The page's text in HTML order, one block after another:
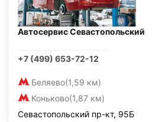
Автосервис Севастопольский
+7 (499) 653-72-12
Беляево(1,59 км)
Коньково(1,87 км)
Севастопольский пр-кт, 95Б